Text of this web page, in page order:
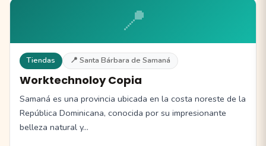
📍
Tiendas 📍 Santa Bárbara de Samaná
Worktechnoloy Copia
Samaná es una provincia ubicada en la costa noreste de la
República Dominicana, conocida por su impresionante
belleza natural y…